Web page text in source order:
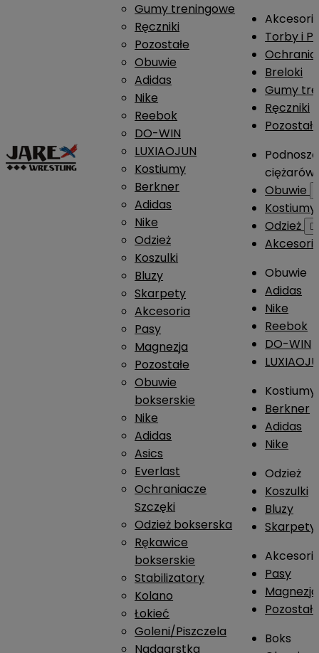
Gumy treningowe
Ręczniki
Pozostałe
Obuwie
Adidas
Nike
Reebok
DO-WIN
LUXIAOJUN
Kostiumy
Berkner
Adidas
Nike
Odzież
Koszulki
Bluzy
Skarpety
Akcesoria
Pasy
Magnezja
Pozostałe
Obuwie
bokserskie
Nike
Adidas
Asics
Everlast
Ochraniacze
Szczęki
Odzież bokserska
Rękawice
bokserskie
Stabilizatory
Kolano
Łokieć
Goleni/Piszczela
Nadgarstka
Torby i
Breloki
Gumy
Ręczniki
ciężarów
Obuwie
Kostiumy
Odzież

Obuwie
Adidas
Nike
Reebok
DO-WIN
Kostiumy
Berkner
Adidas
Nike
Odzież
Koszulki
Bluzy
Skarpety
Pasy
Magnezja
Boks